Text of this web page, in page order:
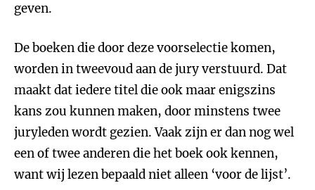
geven.
De boeken die door deze voorselectie komen,
worden in tweevoud aan de jury verstuurd. Dat
maakt dat iedere titel die ook maar enigszins
kans zou kunnen maken, door minstens twee
juryleden wordt gezien. Vaak zijn er dan nog wel
een of twee anderen die het boek ook kennen,
want wij lezen bepaald niet alleen ‘voor de lijst’.